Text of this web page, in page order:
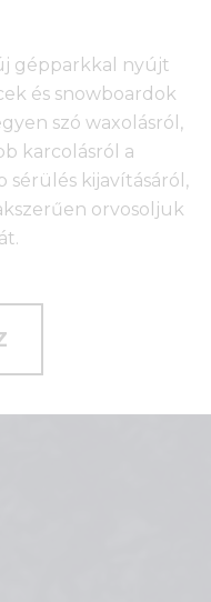
gépparkkal nyújt
és snowboardok
szó waxolásról,
karcolásról a
kijavításáról,
orvosoljuk